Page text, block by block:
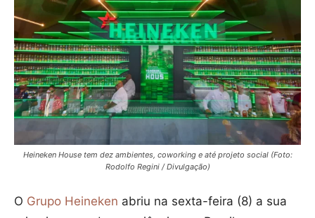
Heineken House tem dez ambientes, coworking e até projeto social (Foto:
Rodolfo Regini / Divulgação)
O Grupo Heineken abriu na sexta-feira (8) a sua